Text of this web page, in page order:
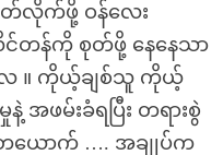
လိုက်ဖို့ ဝန်လေး
င်တန်ကို စုတ်ဖို့ နေနေသာ
ေ ။ ကိုယ့်ချစ်သူ ကိုယ့်
အဖမ်းခံရပြီး တရားစွဲ
တယောက် …. အချုပ်က